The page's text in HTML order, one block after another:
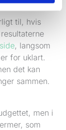
til, hvis
, langsom
for uklart.
det kan
sammen.
men i
som